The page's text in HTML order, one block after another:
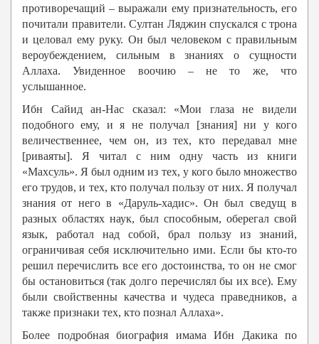
противоречащий – выражали ему признательность, его
почитали правители. Султан Ляджин спускался с трона
и целовал ему руку. Он был человеком с правильным
вероубеждением, сильным в знаниях о сущности
Аллаха. Увиденное воочию – не то же, что
услышанное.
Ибн Сайид ан-Нас сказал: «Мои глаза не видели
подобного ему, и я не получал [знания] ни у кого
величественнее, чем он, из тех, кто передавал мне
[риваяты]. Я читал с ним одну часть из книги
«Махсуль». Я был одним из тех, у кого было множество
его трудов, и тех, кто получал пользу от них. Я получал
знания от него в «Даруль-хадис». Он был сведущ в
разных областях наук, был способным, оберегал свой
язык, работал над собой, брал пользу из знаний,
ограничивая себя исключительно ими. Если бы кто-то
решил перечислить все его достоинства, то он не смог
бы остановиться (так долго перечислял бы их все). Ему
были свойственны качества и чудеса праведников, а
также признаки тех, кто познал Аллаха».
Более подробная биография имама Ибн Дакика по